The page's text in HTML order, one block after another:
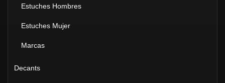
Estuches Hombres
Estuches Mujer
Marcas
Decants